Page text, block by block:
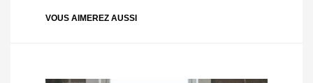
VOUS AIMEREZ AUSSI